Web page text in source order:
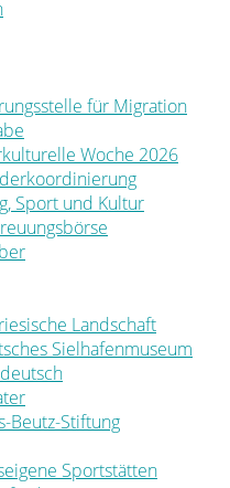
für Migration
Woche 2026
Sport und Kultur
Landschaft
Sielhafenmuseum
Beutz-Stiftung
Sportstätten